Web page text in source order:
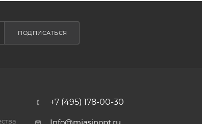
ПОДПИСАТЬСЯ
+7 (495) 178-00-30